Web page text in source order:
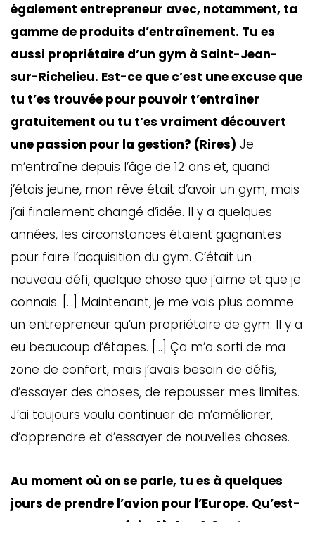
également entrepreneur avec, notamment, ta
gamme de produits d’entraînement. Tu es
aussi propriétaire d’un gym à Saint-Jean-
sur-Richelieu. Est-ce que c’est une excuse que
tu t’es trouvée pour pouvoir t’entraîner
gratuitement ou tu t’es vraiment découvert
une passion pour la gestion? (Rires) Je
m’entraîne depuis l’âge de 12 ans et, quand
j’étais jeune, mon rêve était d’avoir un gym, mais
j’ai finalement changé d’idée. Il y a quelques
années, les circonstances étaient gagnantes
pour faire l’acquisition du gym. C’était un
nouveau défi, quelque chose que j’aime et que je
connais. […] Maintenant, je me vois plus comme
un entrepreneur qu’un propriétaire de gym. Il y a
eu beaucoup d’étapes. […] Ça m’a sorti de ma
zone de confort, mais j’avais besoin de défis,
d’essayer des choses, de repousser mes limites.
J’ai toujours voulu continuer de m’améliorer,
d’apprendre et d’essayer de nouvelles choses.
Au moment où on se parle, tu es à quelques
jours de prendre l’avion pour l’Europe. Qu’est-
ce que tu t’en vas faire là-bas? On s’en va